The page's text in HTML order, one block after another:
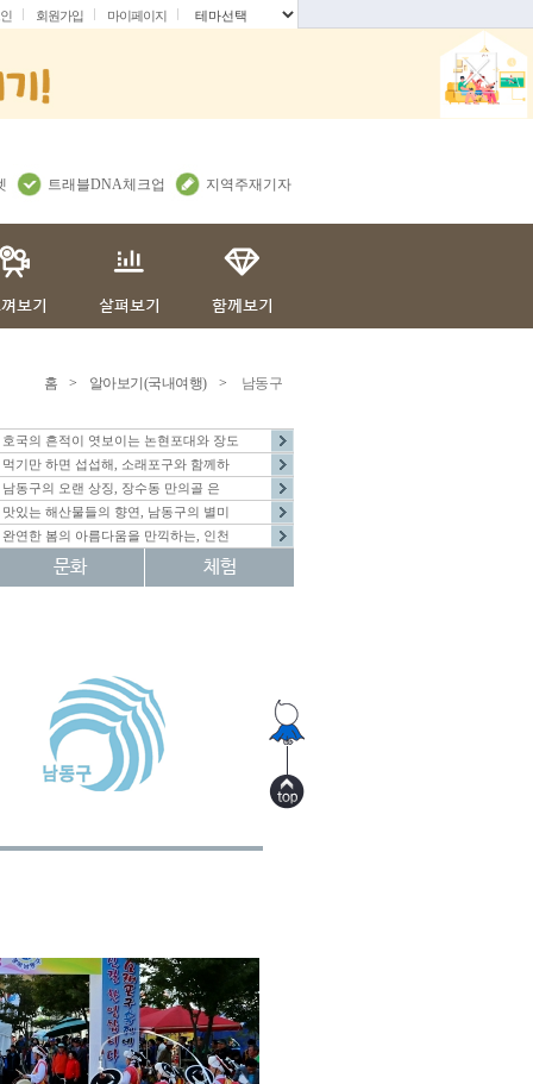
회원가입 마이페이지
트래블DNA체크업 지역주재기자
홈 > 알아보기(국내여행) > 남동구
호국의 흔적이 엿보이는 논현포대와 장도
먹기만 하면 섭섭해, 소래포구와 함께하
남동구의 오랜 상징, 장수동 만의골 은
맛있는 해산물들의 향연, 남동구의 별미
완연한 봄의 아름다움을 만끽하는, 인천
문화 체험